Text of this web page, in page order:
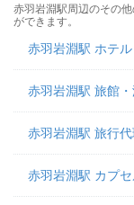
赤羽岩淵駅周辺のその
ができます。
赤羽岩淵駅 ホテル
赤羽岩淵駅 旅館
赤羽岩淵駅 旅行
赤羽岩淵駅 カプ